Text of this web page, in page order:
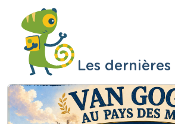
Les dernières